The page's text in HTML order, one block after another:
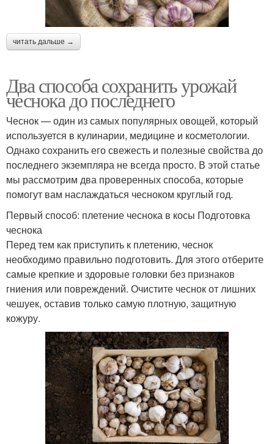
читать дальше →
Два способа сохранить урожай
чеснока до последнего
Чеснок — один из самых популярных овощей, который
используется в кулинарии, медицине и косметологии.
Однако сохранить его свежесть и полезные свойства до
последнего экземпляра не всегда просто. В этой статье
мы рассмотрим два проверенных способа, которые
помогут вам наслаждаться чесноком круглый год.
Первый способ: плетение чеснока в косы Подготовка
чеснока
Перед тем как приступить к плетению, чеснок
необходимо правильно подготовить. Для этого отберите
самые крепкие и здоровые головки без признаков
гниения или повреждений. Очистите чеснок от лишних
чешуек, оставив только самую плотную, защитную
кожуру.